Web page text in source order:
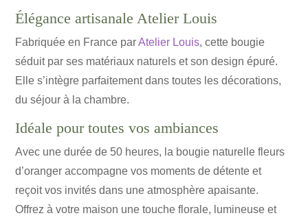
Élégance artisanale Atelier Louis
Fabriquée en France parAtelier Louis, cette bougie
séduit par ses matériaux naturels et son design épuré.
Elle s’intègre parfaitement dans toutes les décorations,
du séjour à la chambre.
Idéale pour toutes vos ambiances
Avec une durée de 50 heures, la bougie naturelle fleurs
d’oranger accompagne vos moments de détente et
reçoit vos invités dans une atmosphère apaisante.
Offrez à votre maison une touche florale, lumineuse et